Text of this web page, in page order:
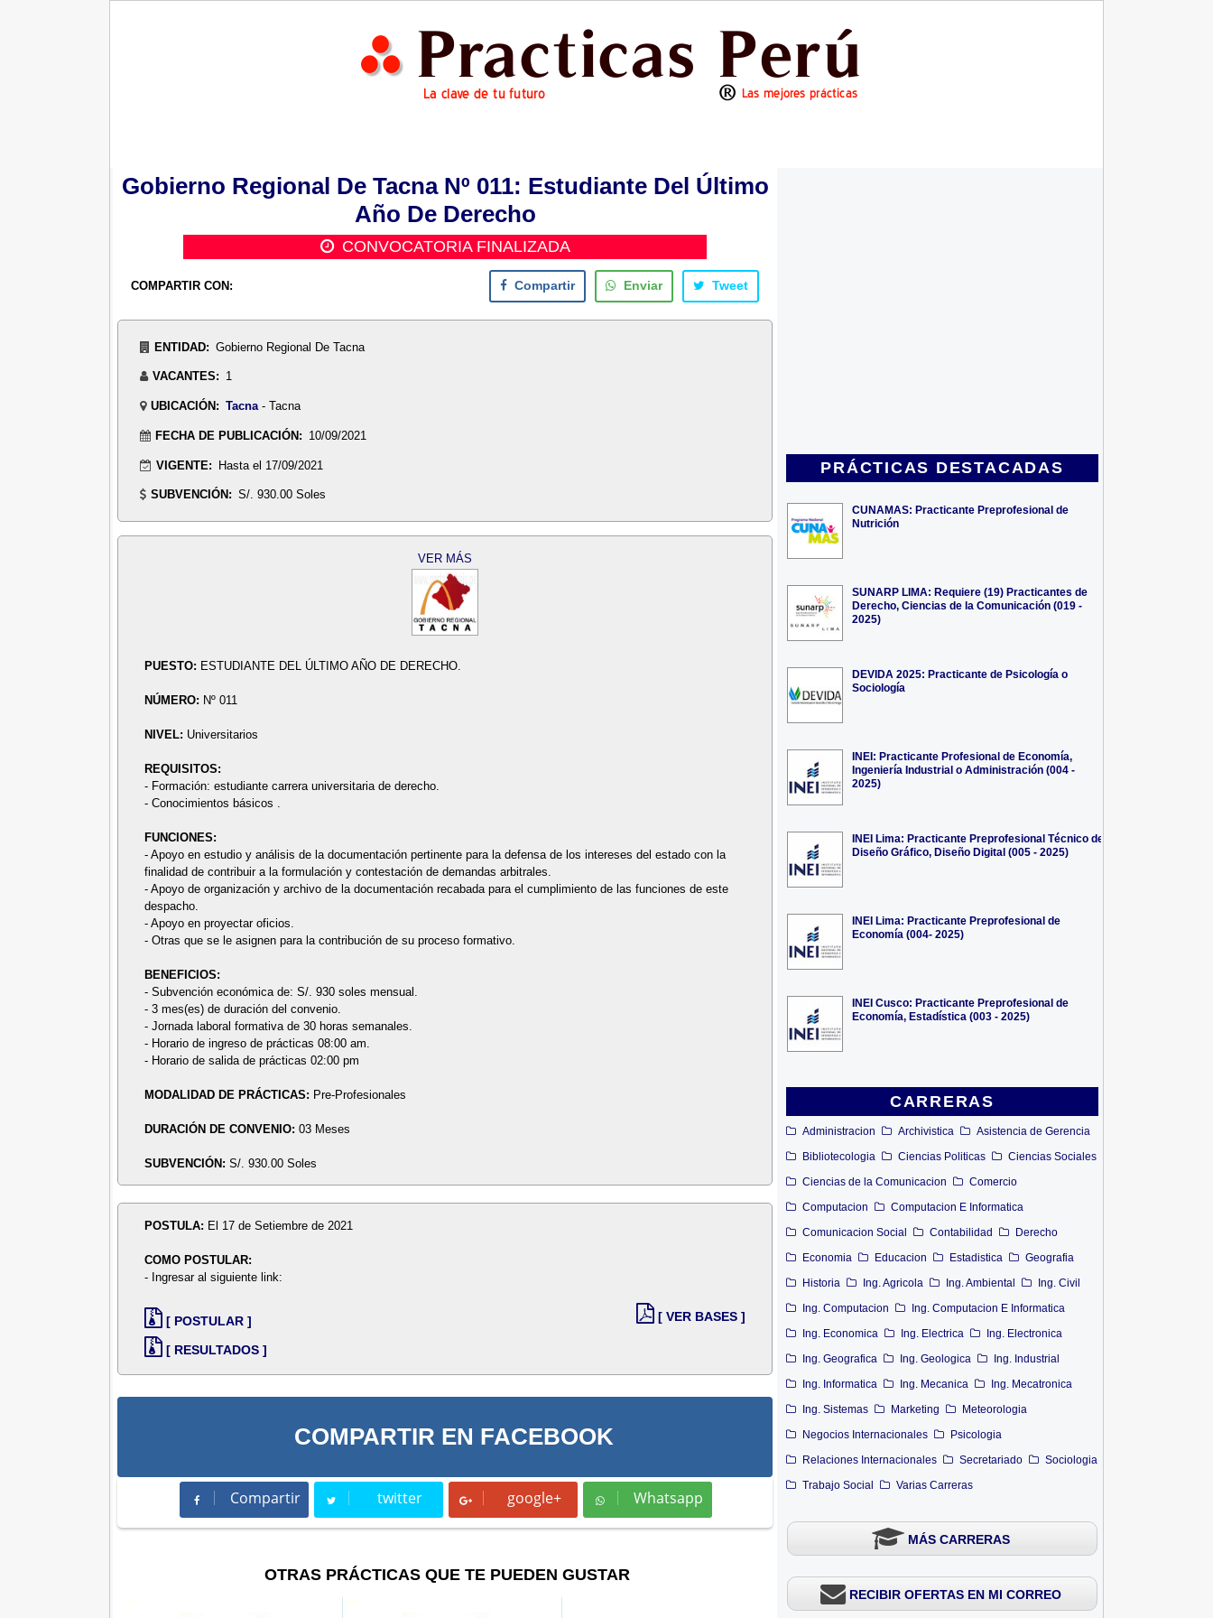
PRÁCTICAS DESTACADAS
CUNAMAS: Practicante Preprofesional de
Nutrición
SUNARP LIMA: Requiere (19) Practicantes de
Derecho, Ciencias de la Comunicación (019 -
2025)
DEVIDA 2025: Practicante de Psicología o
Sociología
INEI: Practicante Profesional de Economía,
Ingeniería Industrial o Administración (004 -
2025)
INEI Lima: Practicante Preprofesional Técnico de
Diseño Gráfico, Diseño Digital (005 - 2025)
INEI Lima: Practicante Preprofesional de
Economía (004- 2025)
INEI Cusco: Practicante Preprofesional de
Economía, Estadística (003 - 2025)
CARRERAS
Administracion Archivistica
Asistencia de Gerencia
Bibliotecologia
Ciencias Politicas
Ciencias Sociales
Ciencias de la Comunicacion
Comercio
Computacion
Computacion E Informatica
Comunicacion Social
Contabilidad
Derecho
Economia
Educacion Estadistica
Geografia
Historia
Ing. Agricola Ing. Ambiental
Ing. Civil
Ing. Computacion
Ing. Computacion E Informatica
Ing. Economica
Ing. Electrica
Ing. Electronica
Ing. Geografica
Ing. Geologica
Ing. Industrial
Ing. Informatica
Ing. Mecanica
Ing. Mecatronica
Ing. Sistemas
Marketing
Meteorologia
Negocios Internacionales
Psicologia
Relaciones Internacionales
Secretariado
Sociologia
Trabajo Social
Varias Carreras
MÁS CARRERAS
RECIBIR OFERTAS EN MI CORREO
Gobierno Regional De Tacna Nº 011: Estudiante Del Último
Año De Derecho
CONVOCATORIA FINALIZADA
COMPARTIR CON: Compartir Enviar Tweet
ENTIDAD: Gobierno Regional De Tacna
VACANTES: 1
UBICACIÓN: Tacna- Tacna
FECHA DE PUBLICACIÓN: 10/09/2021
VIGENTE: Hasta el 17/09/2021
SUBVENCIÓN: S/. 930.00 Soles
VER MÁS
PUESTO: ESTUDIANTE DEL ÚLTIMO AÑO DE DERECHO.
NÚMERO: Nº 011
NIVEL: Universitarios
REQUISITOS:
- Formación: estudiante carrera universitaria de derecho.
- Conocimientos básicos .
FUNCIONES:
- Apoyo en estudio y análisis de la documentación pertinente para la defensa de los intereses del estado con la
finalidad de contribuir a la formulación y contestación de demandas arbitrales.
- Apoyo de organización y archivo de la documentación recabada para el cumplimiento de las funciones de este
despacho.
- Apoyo en proyectar oficios.
- Otras que se le asignen para la contribución de su proceso formativo.
BENEFICIOS:
- Subvención económica de: S/. 930 soles mensual.
- 3 mes(es) de duración del convenio.
- Jornada laboral formativa de 30 horas semanales.
- Horario de ingreso de prácticas 08:00 am.
- Horario de salida de prácticas 02:00 pm
MODALIDAD DE PRÁCTICAS: Pre-Profesionales
DURACIÓN DE CONVENIO:03 Meses
SUBVENCIÓN:S/. 930.00 Soles
POSTULA: El 17 de Setiembre de 2021
COMO POSTULAR:
- Ingresar al siguiente link:
[ POSTULAR ]
[ RESULTADOS ]
[ VER BASES ]
COMPARTIR EN FACEBOOK
Compartir
Compartir twitter
Tweet google+ Whatsapp
Whatsapp
OTRAS PRÁCTICAS QUE TE PUEDEN GUSTAR